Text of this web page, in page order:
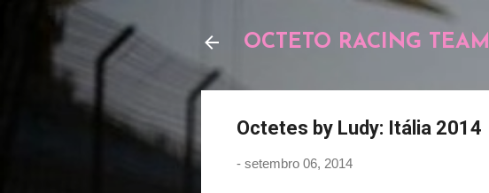
OCTETO RACING TEAM
Octetes by Ludy: Itália 2014
- setembro 06, 2014